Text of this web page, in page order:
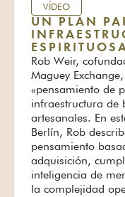
VÍDEO
UN PLAN
Rob Weir,
Maguey
«pensamiento de
infraestructura de
artesanales. En
Berlín, Rob
pensamiento
adquisición,
inteligencia de
la complejidad